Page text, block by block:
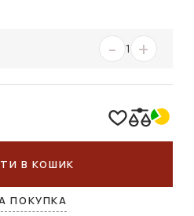
- 1 +
В КОШИК
ПОКУПКА